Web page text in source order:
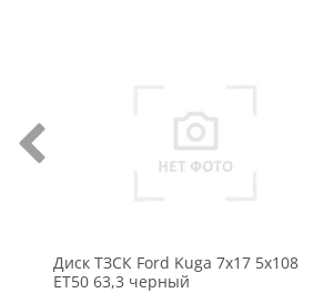
Диск ТЗСК Ford Kuga 7x17 5x108
ET50 63,3 черный